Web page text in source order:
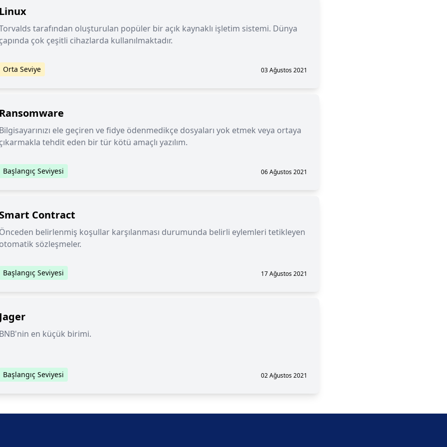
tarafından oluşturulan popüler bir açık kaynaklı işletim sistemi. Dünya
çok çeşitli cihazlarda kullanılmaktadır.
Orta Seviye 03 Ağustos 2021
ele geçiren ve fidye ödenmedikçe dosyaları yok etmek veya ortaya
tehdit eden bir tür kötü amaçlı yazılım.
Başlangıç Seviyesi 06 Ağustos 2021
Contract
belirlenmiş koşullar karşılanması durumunda belirli eylemleri tetikleyen
sözleşmeler.
Başlangıç Seviyesi 17 Ağustos 2021
en küçük birimi.
Başlangıç Seviyesi 02 Ağustos 2021